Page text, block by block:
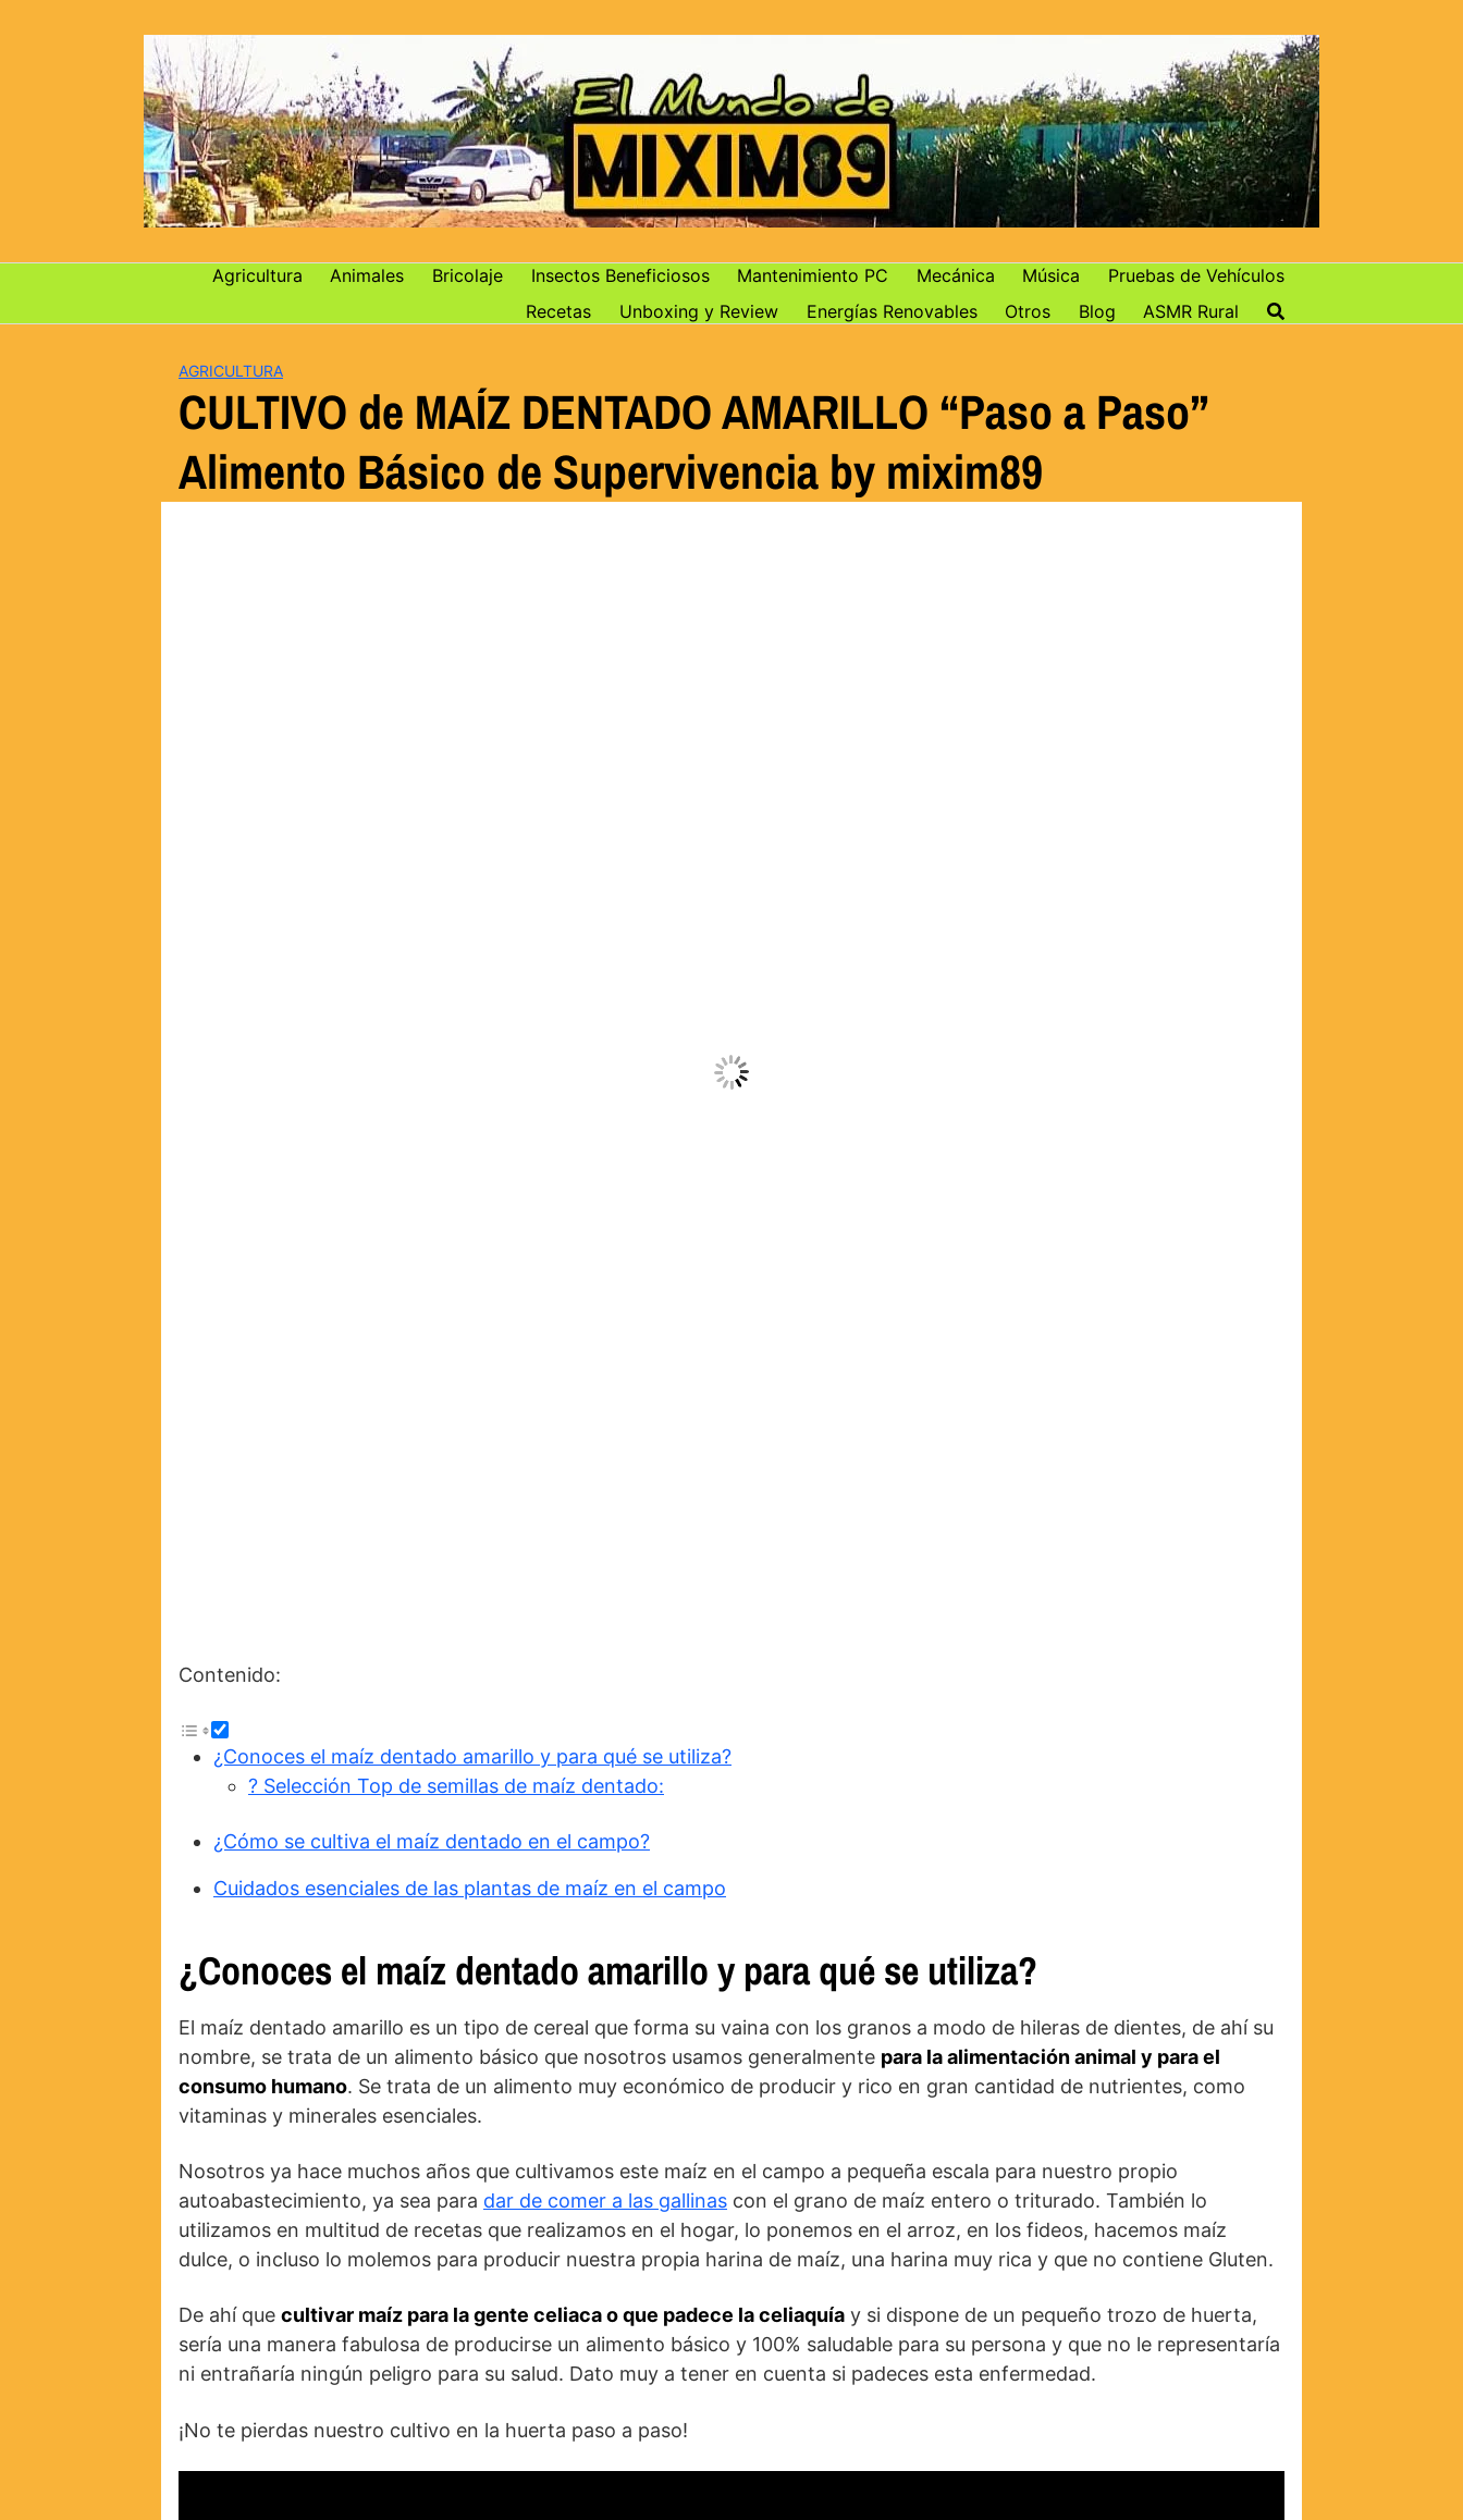
Agricultura Animales Bricolaje Insectos Beneficiosos Mantenimiento PC Mecánica Música
Pruebas de Vehículos
Recetas
Unboxing y Review Energías Renovables Otros Blog ASMR Rural
AGRICULTURA
CULTIVO de MAÍZ DENTADO AMARILLO “Paso a Paso”
Alimento Básico de Supervivencia by mixim89
Contenido:
¿Conoces el maíz dentado amarillo y para qué se utiliza?
? Selección Top de semillas de maíz dentado:
¿Cómo se cultiva el maíz dentado en el campo?
Cuidados esenciales de las plantas de maíz en el campo
¿Conoces el maíz dentado amarillo y para qué se utiliza?
El maíz dentado amarillo es un tipo de cereal que forma su vaina con los granos a modo de hileras de dientes, de ahí su
nombre, se trata de un alimento básico que nosotros usamos generalmente para la alimentación animal y para el
consumo humano. Se trata de un alimento muy económico de producir y rico en gran cantidad de nutrientes, como
vitaminas y minerales esenciales.
Nosotros ya hace muchos años que cultivamos este maíz en el campo a pequeña escala para nuestro propio
autoabastecimiento, ya sea para dar de comer a las gallinas con el grano de maíz entero o triturado. También lo
utilizamos en multitud de recetas que realizamos en el hogar, lo ponemos en el arroz, en los fideos, hacemos maíz
dulce, o incluso lo molemos para producir nuestra propia harina de maíz, una harina muy rica y que no contiene Gluten.
De ahí que cultivar maíz para la gente celiaca o que padece la celiaquía y si dispone de un pequeño trozo de huerta,
sería una manera fabulosa de producirse un alimento básico y 100% saludable para su persona y que no le representaría
ni entrañaría ningún peligro para su salud. Dato muy a tener en cuenta si padeces esta enfermedad.
¡No te pierdas nuestro cultivo en la huerta paso a paso!